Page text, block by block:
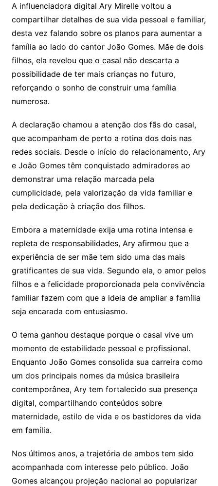
A influenciadora digital Ary Mirelle voltou a
compartilhar detalhes de sua vida pessoal e familiar,
desta vez falando sobre os planos para aumentar a
família ao lado do cantor João Gomes. Mãe de dois
filhos, ela revelou que o casal não descarta a
possibilidade de ter mais crianças no futuro,
reforçando o sonho de construir uma família
numerosa.
A declaração chamou a atenção dos fãs do casal,
que acompanham de perto a rotina dos dois nas
redes sociais. Desde o início do relacionamento, Ary
e João Gomes têm conquistado admiradores ao
demonstrar uma relação marcada pela
cumplicidade, pela valorização da vida familiar e
pela dedicação à criação dos filhos.
Embora a maternidade exija uma rotina intensa e
repleta de responsabilidades, Ary afirmou que a
experiência de ser mãe tem sido uma das mais
gratificantes de sua vida. Segundo ela, o amor pelos
filhos e a felicidade proporcionada pela convivência
familiar fazem com que a ideia de ampliar a família
seja encarada com entusiasmo.
O tema ganhou destaque porque o casal vive um
momento de estabilidade pessoal e profissional.
Enquanto João Gomes consolida sua carreira como
um dos principais nomes da música brasileira
contemporânea, Ary tem fortalecido sua presença
digital, compartilhando conteúdos sobre
maternidade, estilo de vida e os bastidores da vida
em família.
Nos últimos anos, a trajetória de ambos tem sido
acompanhada com interesse pelo público. João
Gomes alcançou projeção nacional ao popularizar